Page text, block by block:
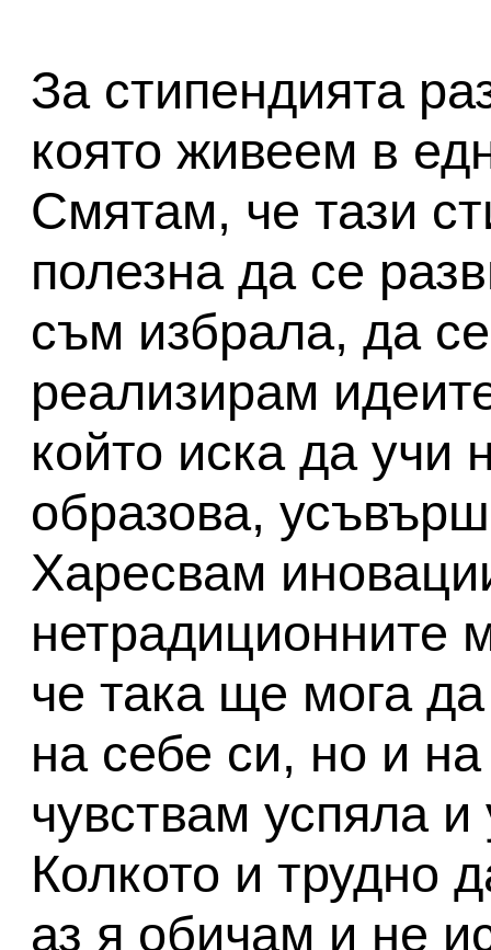
За стипендията
която живеем в
Смятам, че тази
полезна да се
съм избрала, да
реализирам
който иска да учи
образова,
Харесвам
нетрадиционните
че така ще мога
на себе си, но и
чувствам успяла
Колкото и трудно
аз я обичам и не